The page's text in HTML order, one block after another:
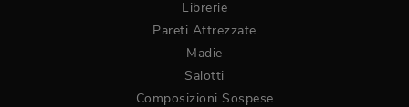
Librerie
Pareti Attrezzate
Madie
Salotti
Composizioni Sospese